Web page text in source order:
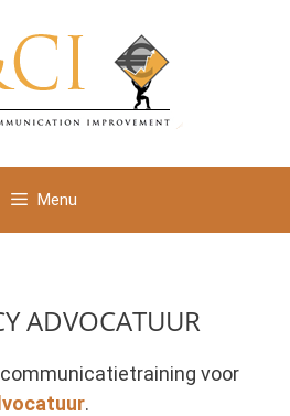
Menu
ADVOCATUUR
voor
.